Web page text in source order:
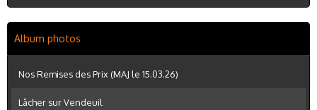
Album photos
Nos Remises des Prix (MAJ le 15.03.26)
Lâcher sur Vendeuil